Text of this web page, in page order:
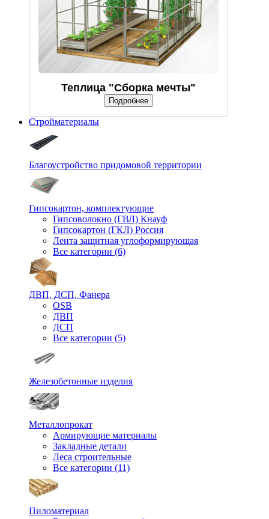
Теплица "Сборка мечты"
Подробнее
Стройматериалы
Благоустройство придомовой территории
Гипсокартон, комплектующие
Гипсоволокно (ГВЛ) Кнауф
Гипсокартон (ГКЛ) Россия
Лента защитная углоформирующая
Все категории (6)
ДВП, ДСП, Фанера
OSB
ДВП
ДСП
Все категории (5)
Железобетонные изделия
Металлопрокат
Армирующие материалы
Закладные детали
Леса строительные
Все категории (11)
Пиломатериал